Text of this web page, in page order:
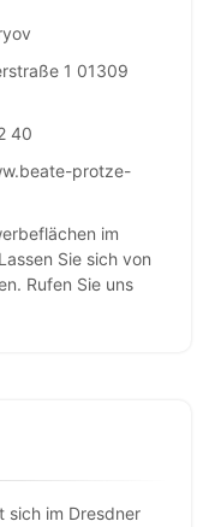
1 01309
40
protze-
im
Sie sich von
Rufen Sie uns
sich im Dresdner